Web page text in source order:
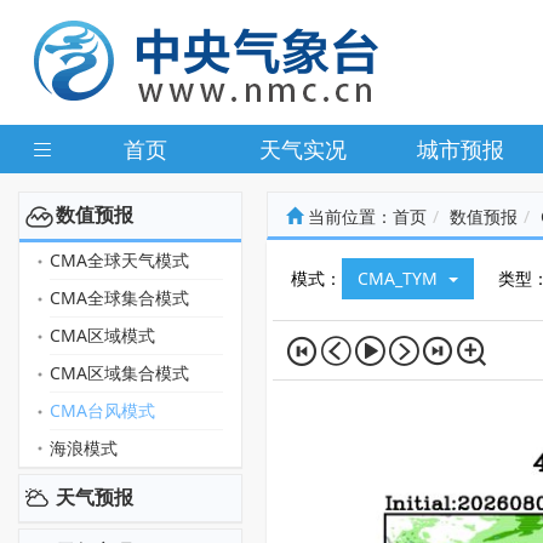
首页 天气实况 城市预报
数值预报
CMA全球天气模式
CMA全球集合模式
CMA区域模式
CMA区域集合模式
CMA台风模式
海浪模式
天气预报
当前位置： 首页 数值预报
模式： CMA_TYM 类型